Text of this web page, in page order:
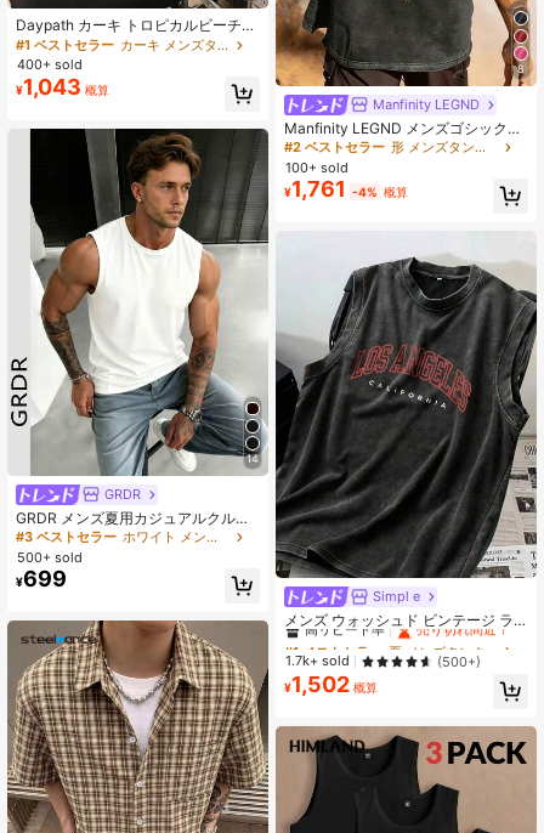
Daypath カーキ トロピカルビーチ
ウェーブプリント タンクトップ メン
ズ 夏のお出かけ・バカンス・ホリデ
ー向け
#1 ベストセラー
カーキ メンズタンクトップ
400+ sold
¥1,043 概算
14
GRDR
GRDR メンズ夏用カジュアルクルー
ネックノースリーブタンクトップ
#3 ベストセラー
ホワイト メンズタンクトップ
500+ sold
¥699
8
Manfinity LEGND
Manfinity LEGND メンズゴシック調
ミニマリストコットンタンクトッ
プ、裾クロップド、ダメージ加工デ
ザイン、シンプルなクロス型押しテ
クスチャ、ストリートウェア、カジ
ュアル、アウトドア、集まりに適し
#2 ベストセラー
形 メンズタンクトップ
100+ sold
¥1,761 -4% 概算
Simpl e
メンズ ウォッシュド ビンテージ ラ
ウンドネック バスケットボールスタ
イル タンクトップ - "スポーツ&アウ
トドア - バスケットボールスタイル-
ロサンゼルス"
#1 ベストセラー
高リピート率
売り切れ間近！
#1 ベストセラー
夏 メンズタンクトップ
高リピート率
売り切れ間近！
#1 ベストセラー
夏 メンズタンクトップ
高リピート率
売り切れ間近！
#1 ベストセラー
売り切れ間近！
1.7k+ sold (500+)
¥1,502 概算